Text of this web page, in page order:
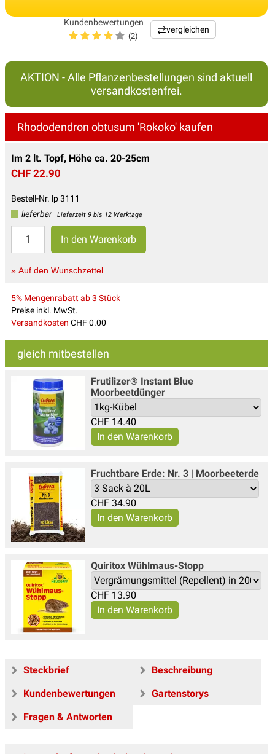
Kundenbewertungen
(2)
vergleichen
AKTION - Alle Pflanzenbestellungen sind aktuell
versandkostenfrei.
Rhododendron obtusum 'Rokoko' kaufen
Im 2 lt. Topf, Höhe ca. 20-25cm
CHF 22.90
Bestell-Nr. lp 3111
lieferbar
Lieferzeit 9 bis 12 Werktage
» Auf den Wunschzettel
5% Mengenrabatt ab 3 Stück
Preise inkl. MwSt.
Versandkosten CHF 0.00
gleich mitbestellen
Frutilizer® Instant Blue
Moorbeetdünger
CHF 14.40
Fruchtbare Erde: Nr. 3 | Moorbeeterde
CHF 34.90
Quiritox Wühlmaus-Stopp
CHF 13.90
Steckbrief
Beschreibung
Kundenbewertungen
Gartenstorys
Fragen & Antworten